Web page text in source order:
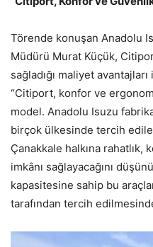
Törende konuşan Anadolu
Müdürü Murat Küçük,
sağladığı maliyet
“Citiport, konfor ve
model. Anadolu Isuzu
birçok ülkesinde tercih
Çanakkale halkına
imkânı sağlayacağını
kapasitesine sahip bu
tarafından tercih